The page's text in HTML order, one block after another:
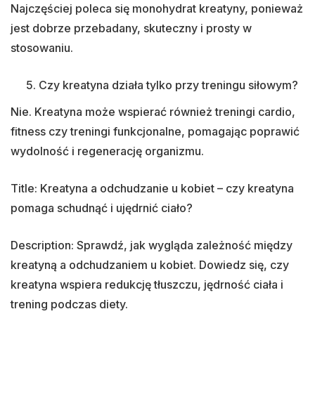
Najczęściej poleca się monohydrat kreatyny, ponieważ
jest dobrze przebadany, skuteczny i prosty w
stosowaniu.
Czy kreatyna działa tylko przy treningu siłowym?
Nie. Kreatyna może wspierać również treningi cardio,
fitness czy treningi funkcjonalne, pomagając poprawić
wydolność i regenerację organizmu.
Title: Kreatyna a odchudzanie u kobiet – czy kreatyna
pomaga schudnąć i ujędrnić ciało?
Description: Sprawdź, jak wygląda zależność między
kreatyną a odchudzaniem u kobiet. Dowiedz się, czy
kreatyna wspiera redukcję tłuszczu, jędrność ciała i
trening podczas diety.